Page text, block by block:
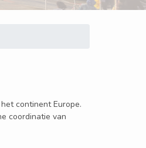
continent Europe.
coordinatie van